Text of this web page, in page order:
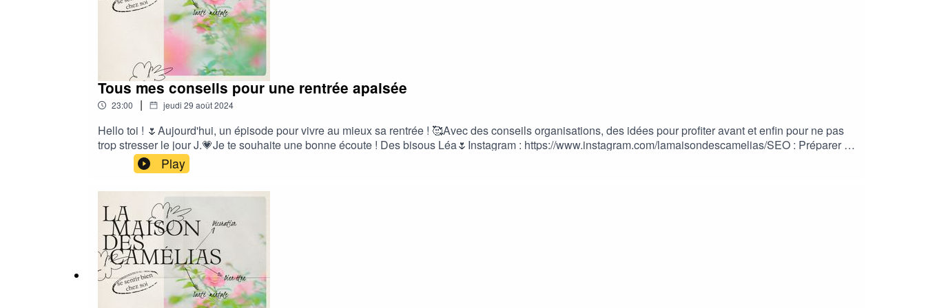
avoir confiance en soi, prendre soin de soi
Tous mes conseils pour une rentrée apaisée
23:00 | jeudi 29 août 2024
Hello toi ! 🌷Aujourd'hui, un épisode pour vivre au mieux sa rentrée ! 🥰Avec des conseils organisations, des idées pour profiter avant et enfin pour ne pas
trop stresser le jour J.💗Je te souhaite une bonne écoute ! Des bisous Léa🌷Instagram : https://www.instagram.com/lamaisondescamelias/SEO : Préparer sa
rentrée, rentrée scolaire, organisation, retour au travail, conseils organisations, être sereine, vivre au mieux sa rentrée, meal prep, être apaisée, bien-être,
vivre sereinement, kit de survie rentrée, réorganiser son bureau, se préparer pour la rentrée
Play